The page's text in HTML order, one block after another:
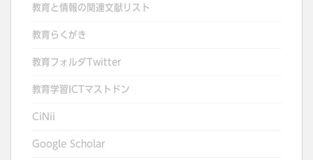
教育と情報の関連文献リスト
教育らくがき
教育フォルダTwitter
教育学習ICTマストドン
CiNii
Google Scholar